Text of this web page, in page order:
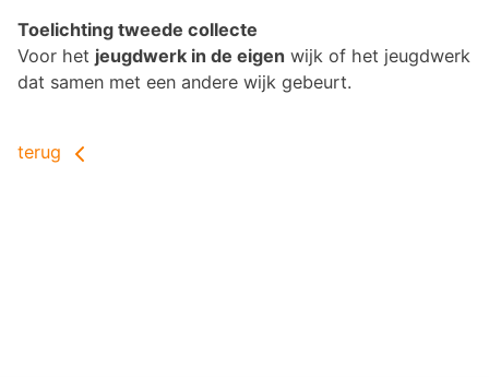
Toelichting tweede collecte
Voor het jeugdwerk in de eigen wijk of het jeugdwerk
dat samen met een andere wijk gebeurt.
terug